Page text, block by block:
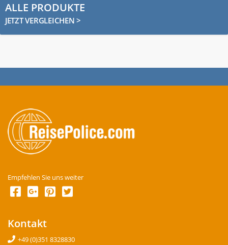
ALLE PRODUKTE
JETZT VERGLEICHEN >
Empfehlen Sie uns weiter
Kontakt
+49 (0)351 8328830